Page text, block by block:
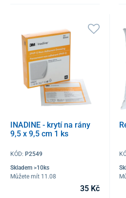
INADINE - krytí na rány
9,5 x 9,5 cm 1 ks
KÓD: P2549
Skladem >10ks
Můžete mít 11.08
35 Kč